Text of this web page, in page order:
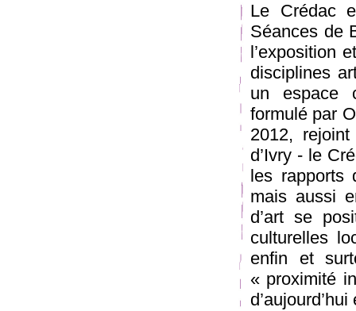
Le Crédac
Séances de
l’exposition
disciplines
un espace
formulé par
2012,
d’Ivry - le
les rapports
mais aussi
d’art se
culturelles
enfin et
« proximité